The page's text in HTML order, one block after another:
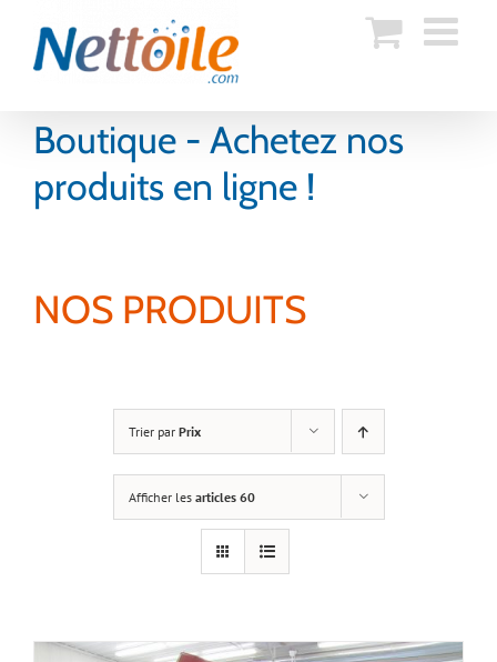
Boutique - Achetez nos
produits en ligne !
NOS PRODUITS
Trier par Prix
Afficher les articles 60